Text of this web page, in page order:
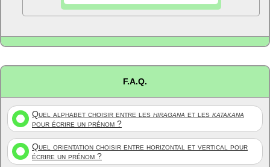
F.A.Q.
Quel alphabet choisir entre les hiragana et les katakana
pour écrire un prénom ?
Quel orientation choisir entre horizontal et vertical pour
écrire un prénom ?